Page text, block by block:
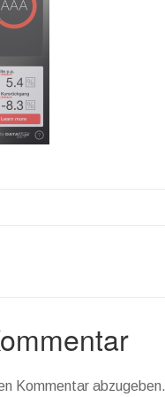
Kommentar abzugeben.